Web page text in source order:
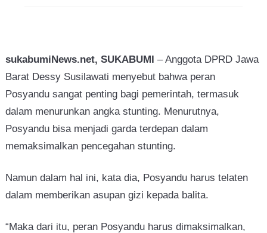
sukabumiNews.net, SUKABUMI – Anggota DPRD Jawa
Barat Dessy Susilawati menyebut bahwa peran
Posyandu sangat penting bagi pemerintah, termasuk
dalam menurunkan angka stunting. Menurutnya,
Posyandu bisa menjadi garda terdepan dalam
memaksimalkan pencegahan stunting.
Namun dalam hal ini, kata dia, Posyandu harus telaten
dalam memberikan asupan gizi kepada balita.
“Maka dari itu, peran Posyandu harus dimaksimalkan,